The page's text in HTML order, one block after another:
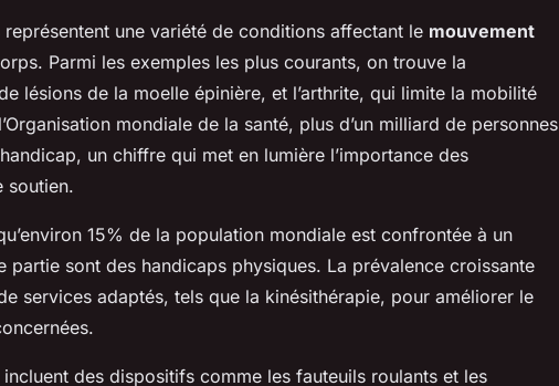
représentent une variété de conditions affectant le mouvement
Parmi les exemples les plus courants, on trouve la
lésions de la moelle épinière, et l’arthrite, qui limite la mobilité
mondiale de la santé, plus d’un milliard de personnes
un chiffre qui met en lumière l’importance des
soutien.
15% de la population mondiale est confrontée à un
partie sont des handicaps physiques. La prévalence croissante
services adaptés, tels que la kinésithérapie, pour améliorer le
des dispositifs comme les fauteuils roulants et les